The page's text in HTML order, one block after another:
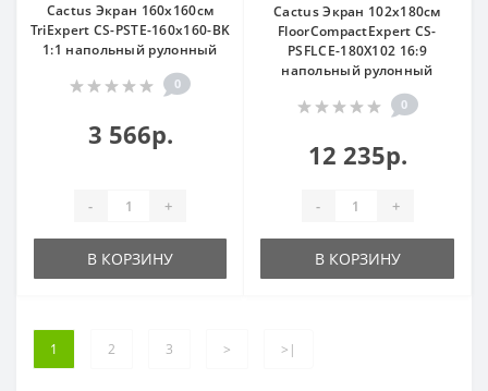
Cactus Экран 160x160см
TriExpert CS-PSTE-160x160-BK
1:1 напольный рулонный
0
3 566р.
- +
В КОРЗИНУ
Cactus Экран 102x180см
FloorCompactExpert CS-
PSFLCE-180X102 16:9
напольный рулонный
0
12 235р.
- +
В КОРЗИНУ
1 2 3 > >|